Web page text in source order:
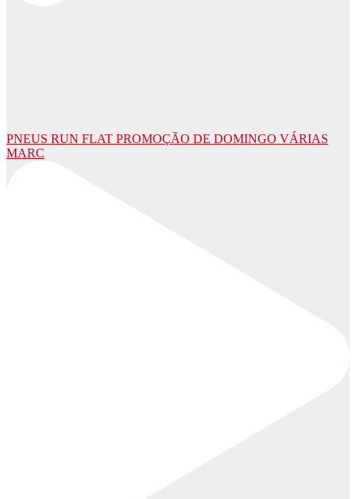
PNEUS RUN FLAT PROMOÇÃO DE DOMINGO VÁRIAS
MARC